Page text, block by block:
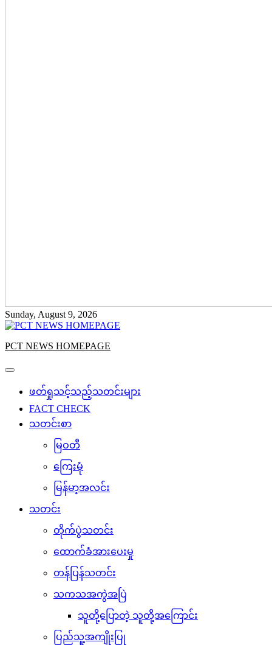
Sunday, August 9, 2026
PCT NEWS HOMEPAGE
ဖတ်ရှုသင့်သည့်သတင်းများ
FACT CHECK
သတင်းစာ
မြဝတီ
ကြေးမုံ
မြန်မာ့အလင်း
သတင်း
တိုက်ပွဲသတင်း
ထောက်ခံအားပေးမှု
တန်ပြန်သတင်း
သကသအကွဲအပြဲ
သူတို့ပြောတဲ့ သူတို့အကြောင်း
ပြည်သူ့အကျိုးပြု